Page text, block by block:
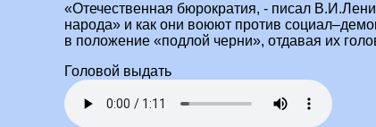
«Отечественная бюрократия, - писал
народа» и как они воюют против
в положение «подлой черни», отдавая их
Головой выдать